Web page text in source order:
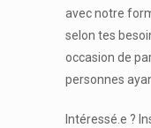
avec notre
selon tes
occasion de
personnes
Intéressé.e ?